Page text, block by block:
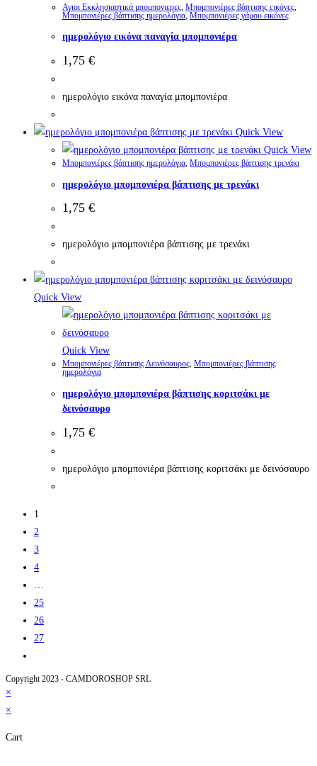
Αγιοι Εκκλησιαστικά μπομπονιερες, Μπομπονιέρες βάπτισης εικόνες,
Μπομπονιέρες βάπτισης ημερολόγια, Μπομπονιέρες γάμου εικόνες
ημερολόγιο εικόνα παναγία μπομπονιέρα
1,75 €
ημερολόγιο εικόνα παναγία μπομπονιέρα
Quick View
Quick View
Μπομπονιέρες βάπτισης ημερολόγια, Μπομπονιέρες βάπτισης τρενάκι
ημερολόγιο μπομπονιέρα βάπτισης με τρενάκι
1,75 €
ημερολόγιο μπομπονιέρα βάπτισης με τρενάκι
Quick View
Quick View
Μπομπονιέρες βάπτισης Δεινόσαυρος, Μπομπονιέρες βάπτισης
ημερολόγια
ημερολόγιο μπομπονιέρα βάπτισης κοριτσάκι με
δεινόσαυρο
1,75 €
ημερολόγιο μπομπονιέρα βάπτισης κοριτσάκι με δεινόσαυρο
1
2
3
4
25
26
27
Copyright 2023 - CAMDOROSHOP SRL
×
×
Cart